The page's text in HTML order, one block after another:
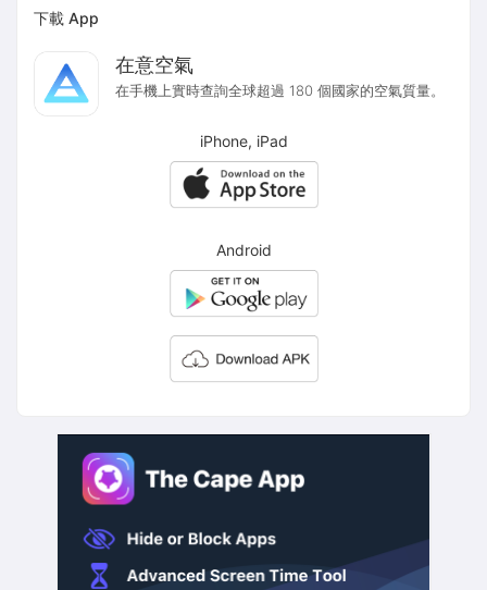
下載 App
在意空氣
在手機上實時查詢全球超過 180 個國家的空氣質量。
iPhone, iPad
Android